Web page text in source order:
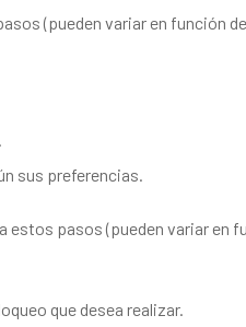
(pueden variar en función
sus preferencias.
estos pasos (pueden variar en
que desea realizar.